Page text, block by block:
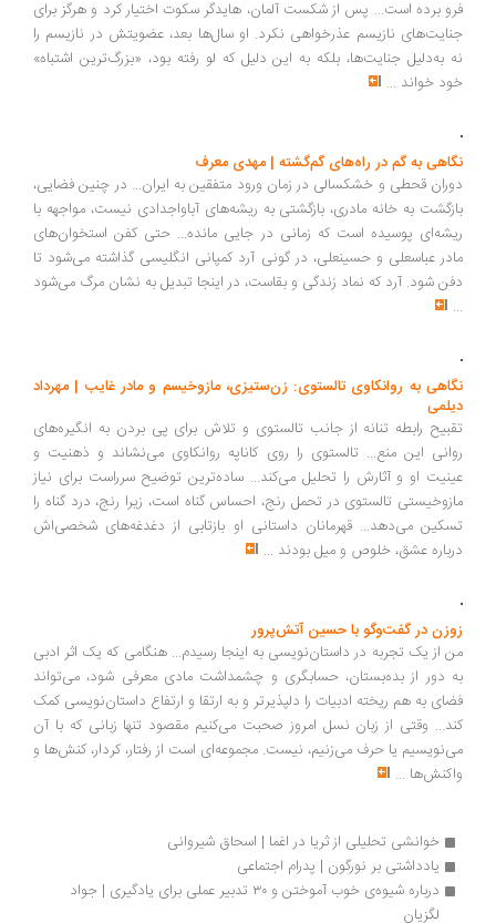
نگاهی به مشتی غبار | لیلا عبداللهی
زمانی که برندا و معشوق جدیدش توطئه می‌کنند تا در فرآیند طلاق، همه‌چیز،
دنیایی که در آن متولد و بزرگ شده، اکنون در آستانه‌ سقوط به دست این
نوکیسه‌های سطحی، بی‌ریشه و بی‌اخلاق است، تصمیم می‌گیرد که به دنبال
راهی دیگر بگردد؛ او باید دست به کاری بزند، چراکه همانطور که وُ خود
می‌گوید: «تک‌شاخ‌های خال‌خالی پرواز کرده بودند.»...
مروری بر غائله هایدگر و نازیسم | آریامن احمدی
پیوند هایدگر با نازیسم، یک خطای شخصی زودگذر نبود، بلکه به‌منزله‌ یک
خیانت عمیق فکری و اخلاقی بود که میراث او را تا به امروز در هاله‌ای از تردید
فرو برده است... پس از شکست آلمان، هایدگر سکوت اختیار کرد و هرگز برای
جنایت‌های نازیسم عذرخواهی نکرد. او سال‌ها بعد، عضویتش در نازیسم را
نه به‌دلیل جنایت‌ها، بلکه به این دلیل که لو رفته بود، «بزرگ‌ترین اشتباه»
خود خواند...
نگاهی به گم در راه‌های گم‌گشته | مهدی معرف
دوران قحطی و خشکسالی در زمان ورود متفقین به ایران... در چنین فضایی،
بازگشت به خانه مادری، بازگشتی به ریشه‌های آباواجدادی نیست، مواجهه با
ریشه‌ای پوسیده‌ است که زمانی در جایی مانده... حتی کفن استخوان‌های
...